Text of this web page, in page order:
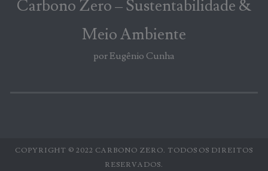
Carbono Zero – Sustentabilidade &
Meio Ambiente
por Eugênio Cunha
COPYRIGHT © 2022 CARBONO ZERO. TODOS OS DIREITOS
RESERVADOS.